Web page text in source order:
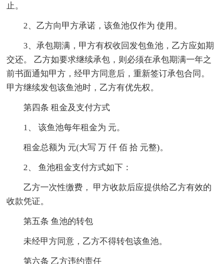
止。
2、乙方向甲方承诺，该鱼池仅作为 使用。
3、承包期满，甲方有权收回发包鱼池，乙方应如期
交还。 乙方如要求继续承包，则必须在承包期满一年之
前书面通知甲方，经甲方同意后，重新签订承包合同。
甲方继续发包该鱼池时，乙方有优先权。
第四条 租金及支付方式
1、 该鱼池每年租金为 元。
租金总额为 元(大写 万 仟 佰 拾 元整)。
2、 鱼池租金支付方式如下：
乙方一次性缴费， 甲方收款后应提供给乙方有效的
收款凭证。
第五条 鱼池的转包
未经甲方同意，乙方不得转包该鱼池。
第六条 乙方违约责任